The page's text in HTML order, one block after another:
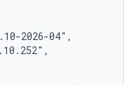
2026-04",